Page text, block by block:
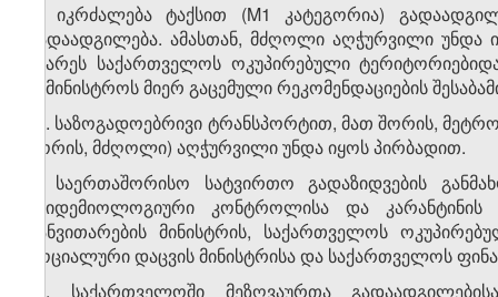
7. იკრძალება ტაქსით (M1 კატეგორია)
გადაადგილება. ამასთან, მძღოლი აღჭურვილი უნდა
მხარეს საქართველოს ოკუპირებული
სამინისტროს მიერ გაცემული რეკომენდაციების
. საზოგადოებრივი ტრანსპორტით, მათ შორის,
შორის, მძღოლი) აღჭურვილი უნდა იყოს პირბადით.
8. საერთაშორისო სატვირთო გადაზიდვების
ეპიდემიოლოგიური კონტროლისა და
განვითარების მინისტრის, საქართველოს
სოციალური დაცვის მინისტრისა და საქართველოს
. საქართველოში მეზღვაურთა